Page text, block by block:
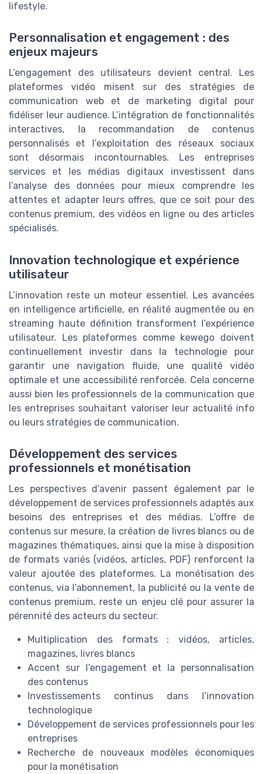
lifestyle.
Personnalisation et engagement : des
enjeux majeurs
L’engagement des utilisateurs devient central. Les
plateformes vidéo misent sur des stratégies de
communication web et de marketing digital pour
fidéliser leur audience. L’intégration de fonctionnalités
interactives, la recommandation de contenus
personnalisés et l’exploitation des réseaux sociaux
sont désormais incontournables. Les entreprises
services et les médias digitaux investissent dans
l’analyse des données pour mieux comprendre les
attentes et adapter leurs offres, que ce soit pour des
contenus premium, des vidéos en ligne ou des articles
spécialisés.
Innovation technologique et expérience
utilisateur
L’innovation reste un moteur essentiel. Les avancées
en intelligence artificielle, en réalité augmentée ou en
streaming haute définition transforment l’expérience
utilisateur. Les plateformes comme kewego doivent
continuellement investir dans la technologie pour
garantir une navigation fluide, une qualité vidéo
optimale et une accessibilité renforcée. Cela concerne
aussi bien les professionnels de la communication que
les entreprises souhaitant valoriser leur actualité info
ou leurs stratégies de communication.
Développement des services
professionnels et monétisation
Les perspectives d’avenir passent également par le
développement de services professionnels adaptés aux
besoins des entreprises et des médias. L’offre de
contenus sur mesure, la création de livres blancs ou de
magazines thématiques, ainsi que la mise à disposition
de formats variés (vidéos, articles, PDF) renforcent la
valeur ajoutée des plateformes. La monétisation des
contenus, via l’abonnement, la publicité ou la vente de
contenus premium, reste un enjeu clé pour assurer la
pérennité des acteurs du secteur.
Multiplication des formats : vidéos, articles,
magazines, livres blancs
Accent sur l’engagement et la personnalisation
des contenus
Investissements continus dans l’innovation
technologique
Développement de services professionnels pour les
entreprises
Recherche de nouveaux modèles économiques
pour la monétisation